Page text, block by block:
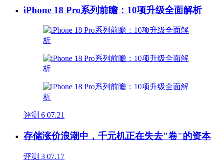
iPhone 18 Pro系列前瞻：10项升级全面解析
评测 6 07.21
存储涨价浪潮中，千元机正在失去"卷"的资本
评测 3 07.17